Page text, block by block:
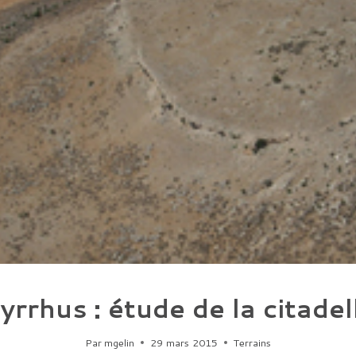
: étude de la
Par mgelin 29 mars 2015 Terrains